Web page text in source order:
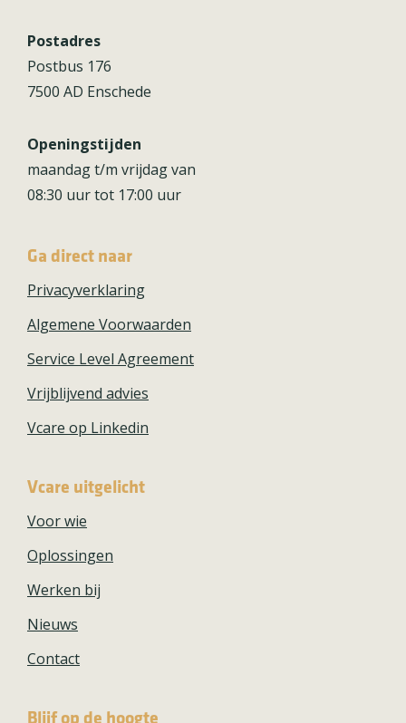
Postadres
Postbus 176
7500 AD Enschede
Openingstijden
maandag t/m vrijdag van
08:30 uur tot 17:00 uur
Ga direct naar
Privacyverklaring
Algemene Voorwaarden
Service Level Agreement
Vrijblijvend advies
Vcare op Linkedin
Vcare uitgelicht
Voor wie
Oplossingen
Werken bij
Nieuws
Contact
Blijf op de hoogte